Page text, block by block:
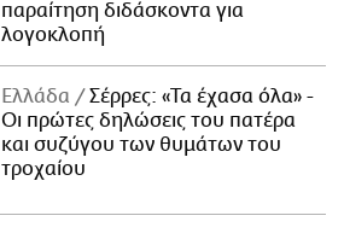
παραίτηση διδάσκοντα για
λογοκλοπή
Ελλάδα
Σέρρες: «Τα έχασα όλα» -
Οι πρώτες δηλώσεις του πατέρα
και συζύγου των θυμάτων του
τροχαίου